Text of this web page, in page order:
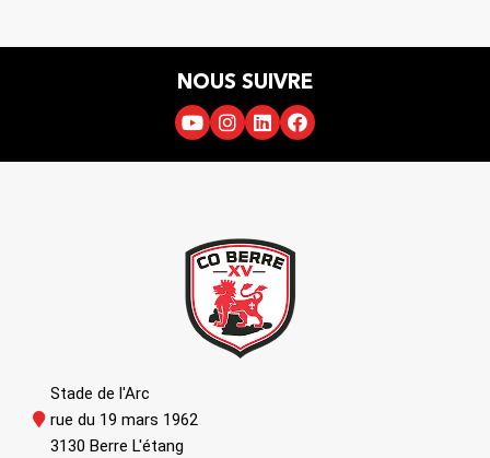
NOUS SUIVRE
Stade de l'Arc
rue du 19 mars 1962
3130 Berre L'étang